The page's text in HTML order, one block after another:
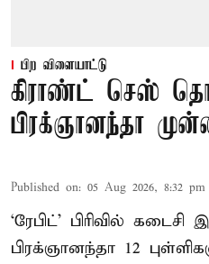
பிற விளையாட்டு
கிராண்ட் செஸ்
பிரக்ஞானந்தா
Published on: 05 Aug 2026, 8:32 pm
‘ரேபிட்’ பிரிவில் கடைசி
பிரக்ஞானந்தா 12